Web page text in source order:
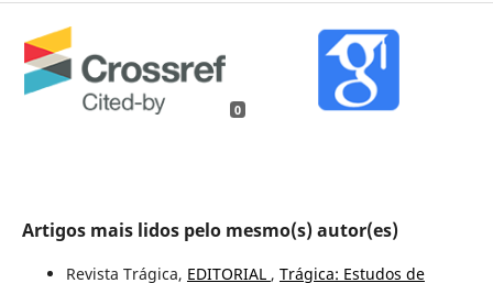
0
Artigos mais lidos pelo mesmo(s) autor(es)
Revista Trágica, EDITORIAL , Trágica: Estudos de